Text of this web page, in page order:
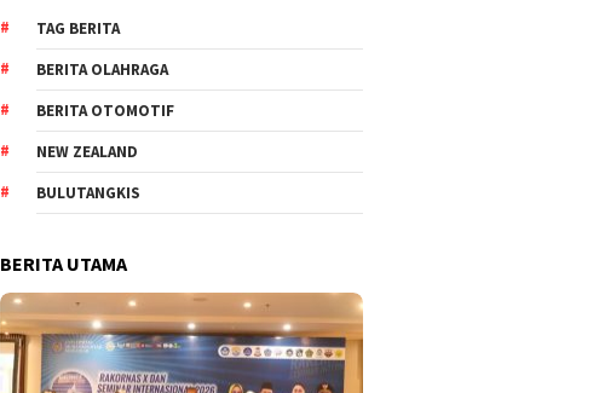
TAG BERITA
BERITA OLAHRAGA
BERITA OTOMOTIF
NEW ZEALAND
BULUTANGKIS
BERITA UTAMA